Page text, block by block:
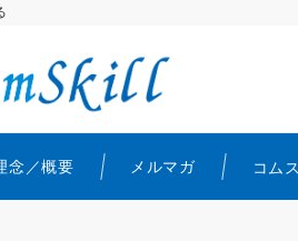
念／概要 メルマガ コム